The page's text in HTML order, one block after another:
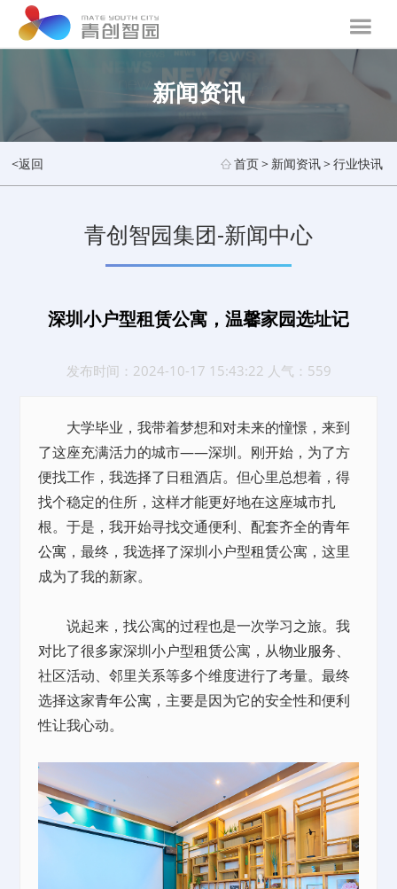
新闻资讯
<返回 首页> 新闻资讯>行业快讯
青创智园集团-新闻中心
深圳小户型租赁公寓，温馨家园选址记
发布时间：2024-10-17 15:43:22 人气：559
大学毕业，我带着梦想和对未来的憧憬，来到
了这座充满活力的城市——深圳。刚开始，为了方
便找工作，我选择了日租酒店。但心里总想着，得
找个稳定的住所，这样才能更好地在这座城市扎
根。于是，我开始寻找交通便利、配套齐全的青年
公寓 ，最终，我选择了深圳小户型租赁公寓，这里
成为了我的新家。
说起来，找公寓的过程也是一次学习之旅。我
对比了很多家深圳小户型租赁公寓，从物业服务、
社区活动、邻里关系等多个维度进行了考量。最终
选择这家青年公寓 ，主要是因为它的安全性和便利
性让我心动。